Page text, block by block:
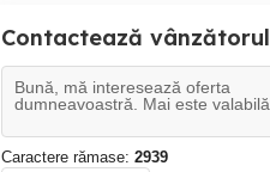
Contactează vânzătorul
Caractere rămase: 2939